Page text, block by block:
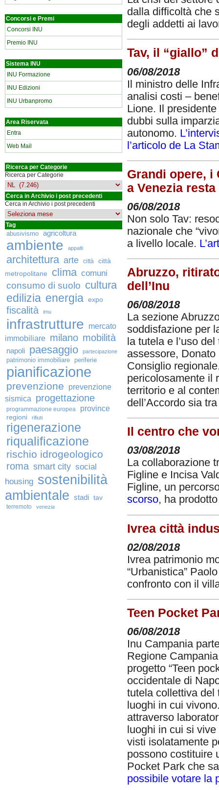
Concorsi e Premi
Concorsi INU
Premio INU
Sistema INU
INU Formazione
INU Edizioni
INU Urbanpromo
Area Riservata
Entra
Web Mail
Ricerca per Categorie
Ricerca per Categorie
Cerca in Archivio i post precedenti
Cerca in Archivio i post precedenti
Tag
abusivismo agricoltura
ambiente appalti
architettura arte città
città
metropolitane
clima comuni
consumo di suolo cultura
edilizia energia expo
fiscalità imu
infrastrutture
mercato
immobiliare milano mobilità
napoli paesaggio partecipazione
patrimonio immobiliare periferie
pianificazione
prevenzione
prevenzione
sismica
progettazione
programmazione europea province
regioni rifiuti
rigenerazione
riqualificazione
rischio idrogeologico
roma smart city social
housing sostenibilità
ambientale stadi tav
terremoto venezia
dalla difficoltà che
degli addetti ai
Tav, il “giallo”
06/08/2018
Il ministro delle
analisi costi –
Lione. Il
dubbi sulla
autonomo.
l’articolo de La
Grandi opere, i
a Venezia
06/08/2018
Non solo Tav:
nazionale che
a livello locale.
Abruzzo,
dell’Inu
06/08/2018
La sezione
soddisfazione per
la tutela e l’uso
assessore,
Consiglio
pericolosamente il
territorio e al
dell’Accordo sia
Il centro che
03/08/2018
La collaborazione
Figline e Incisa
Figline, un
scorso, ha
Ivrea città
02/08/2018
Ivrea patrimonio
“Urbanistica”
confronto con il
Teen Pocket
06/08/2018
Inu Campania
Regione
progetto “Teen
occidentale di
tutela collettiva del
luoghi in cui
attraverso
luoghi in cui si
visti isolatamente
possono costituire
Pocket Park che
possibile votare la